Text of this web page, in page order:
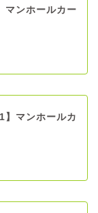
マンホールカー
】マンホールカ